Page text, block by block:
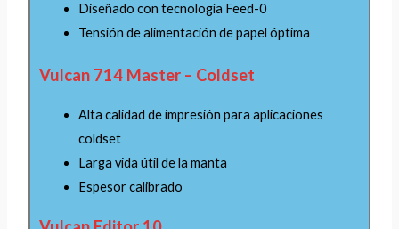
Diseñado con tecnología Feed-0
Tensión de alimentación de papel óptima
Vulcan 714 Master – Coldset
Alta calidad de impresión para aplicaciones
coldset
Larga vida útil de la manta
Espesor calibrado